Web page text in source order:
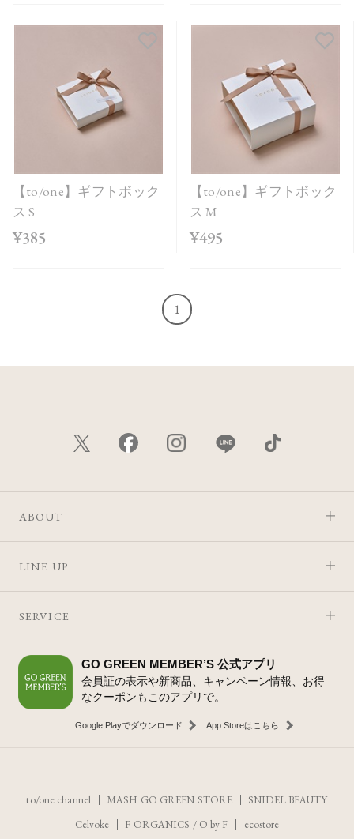
【to/one】ギフトボック
ス S
¥385
【to/one】ギフトボック
ス M
¥495
1
ABOUT
LINE UP
SERVICE
GO GREEN MEMBER’S 公式アプリ
会員証の表示や新商品、キャンペーン情報、お得
なクーポンもこのアプリで。
Google Playでダウンロード App Storeはこちら
to/one channel MASH GO GREEN STORE
SNIDEL BEAUTY
Celvoke
F ORGANICS / O by F ecostore